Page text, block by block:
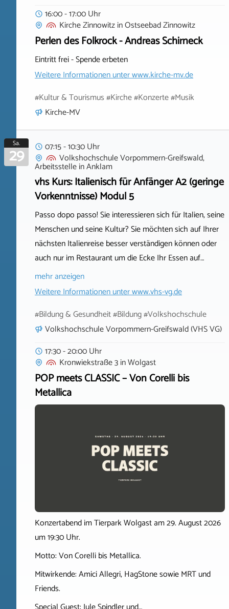
16:00 - 17:00 Uhr
Kirche ZinnowitzinOstseebad Zinnowitz
Perlen des Folkrock - Andreas Schirneck
Eintritt frei - Spende erbeten
Weitere Informationen unterwww.kirche-mv.de
#Kultur & Tourismus #Kirche #Konzerte #Musik
Kirche-MV
Sa.
29
07:15 - 10:30 Uhr
Volkshochschule Vorpommern-Greifswald,
ArbeitsstelleinAnklam
vhs Kurs: Italienisch für Anfänger A2 (geringe
Vorkenntnisse) Modul 5
Passo dopo passo! Sie interessieren sich für Italien, seine
Menschen und seine Kultur? Sie möchten sich auf Ihrer
nächsten Italienreise besser verständigen können oder
auch nur im Restaurant um die Ecke Ihr Essen auf…
mehr anzeigen
Weitere Informationen unterwww.vhs-vg.de
#Bildung & Gesundheit #Bildung #Volkshochschule
Volkshochschule Vorpommern-Greifswald (VHS VG)
17:30 - 20:00 Uhr
Kronwiekstraße 3inWolgast
POP meets CLASSIC – Von Corelli bis
Metallica
Konzertabend im Tierpark Wolgast am 29. August 2026
um 19:30 Uhr.
Motto: Von Corelli bis Metallica.
Mitwirkende: Amici Allegri, HagStone sowie MRT und
Friends.